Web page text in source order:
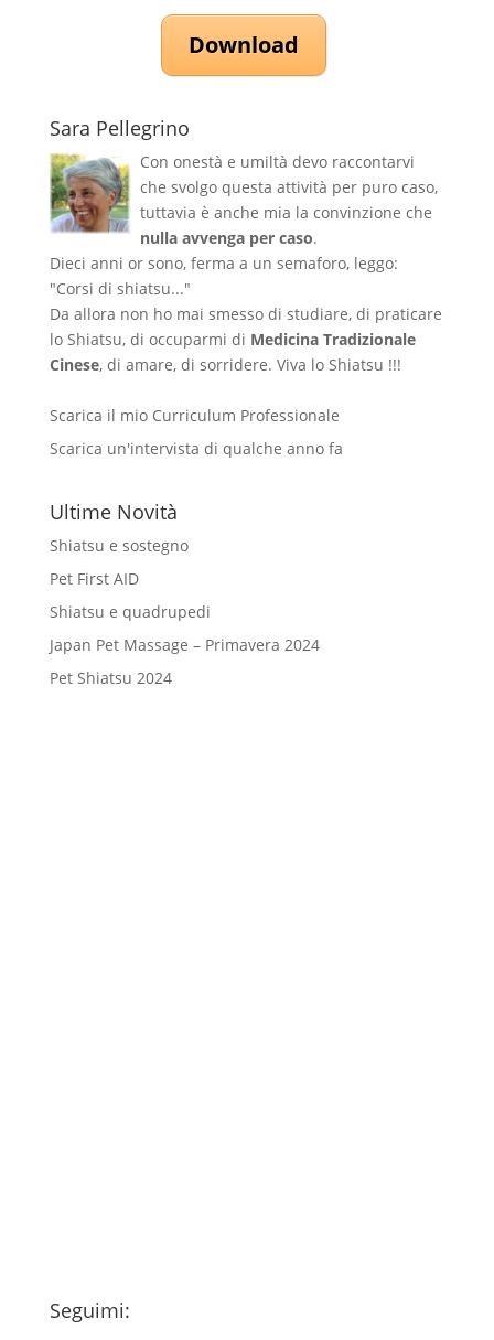
Download
Sara Pellegrino
Con onestà e umiltà devo raccontarvi
che svolgo questa attività per puro caso,
tuttavia è anche mia la convinzione che
nulla avvenga per caso.
Dieci anni or sono, ferma a un semaforo, leggo:
"Corsi di shiatsu..."
Da allora non ho mai smesso di studiare, di praticare
lo Shiatsu, di occuparmi di Medicina Tradizionale
Cinese, di amare, di sorridere. Viva lo Shiatsu !!!
Scarica il mio Curriculum Professionale
Scarica un'intervista di qualche anno fa
Ultime Novità
Shiatsu e sostegno
Pet First AID
Shiatsu e quadrupedi
Japan Pet Massage – Primavera 2024
Pet Shiatsu 2024
Seguimi: